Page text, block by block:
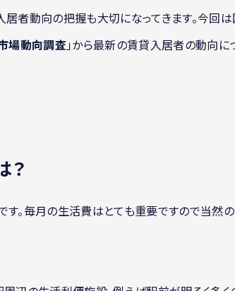
者動向の把握も大切になってきます。今回
場動向調査」から最新の賃貸入居者の動向
？
。毎月の生活費はとても重要ですので当然